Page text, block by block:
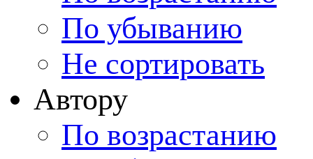
По убыванию
Не сортировать
Автору
По возрастанию